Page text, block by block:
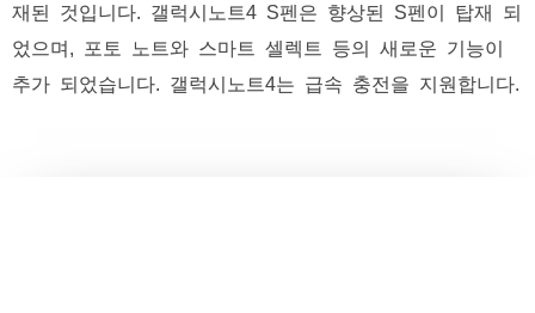
재된 것입니다. 갤럭시노트4 S펜은 향상된 S펜이 탑재 되
었으며, 포토 노트와 스마트 셀렉트 등의 새로운 기능이
추가 되었습니다. 갤럭시노트4는 급속 충전을 지원합니다.